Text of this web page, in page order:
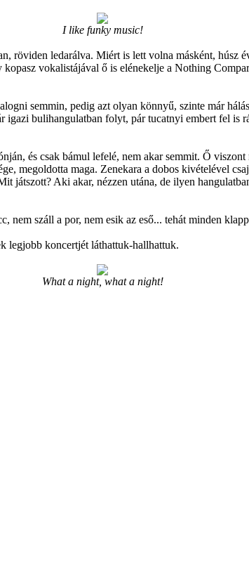
I like funky music!
röviden ledarálva. Miért is lett volna másként,
vokalistájával ő is elénekelje a Nothing
semmin, pedig azt olyan könnyű, szinte már
bulihangulatban folyt, pár tucatnyi embert fel
és csak bámul lefelé, nem akar semmit. Ő viszont
megoldotta maga. Zenekara a dobos kivételével
játszott? Aki akar, nézzen utána, de ilyen
nem száll a por, nem esik az eső... tehát minden
legjobb koncertjét láthattuk-hallhattuk.
What a night, what a night!